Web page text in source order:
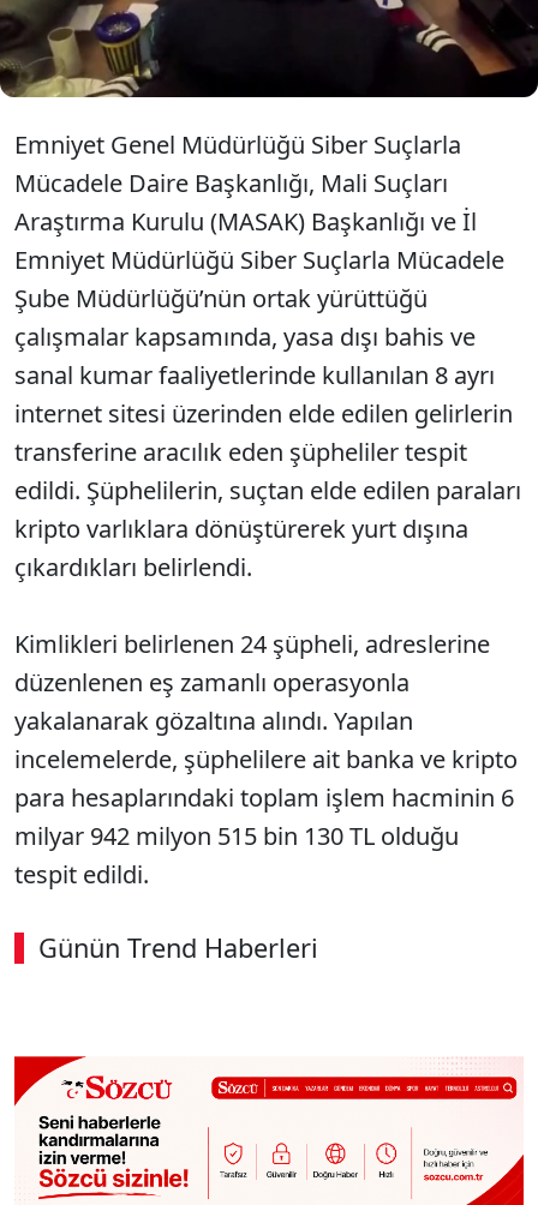
çıktı.
Emniyet Genel Müdürlüğü Siber Suçlarla
Mücadele Daire Başkanlığı, Mali Suçları
Araştırma Kurulu (MASAK) Başkanlığı ve İl
Emniyet Müdürlüğü Siber Suçlarla Mücadele
Şube Müdürlüğü’nün ortak yürüttüğü
çalışmalar kapsamında, yasa dışı bahis ve
sanal kumar faaliyetlerinde kullanılan 8 ayrı
internet sitesi üzerinden elde edilen gelirlerin
transferine aracılık eden şüpheliler tespit
edildi. Şüphelilerin, suçtan elde edilen paraları
kripto varlıklara dönüştürerek yurt dışına
çıkardıkları belirlendi.
Kimlikleri belirlenen 24 şüpheli, adreslerine
düzenlenen eş zamanlı operasyonla
yakalanarak gözaltına alındı. Yapılan
incelemelerde, şüphelilere ait banka ve kripto
para hesaplarındaki toplam işlem hacminin 6
milyar 942 milyon 515 bin 130 TL olduğu
tespit edildi.
Günün Trend Haberleri